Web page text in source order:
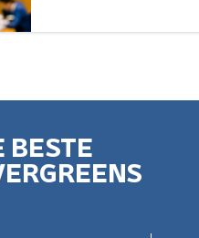
BESTE